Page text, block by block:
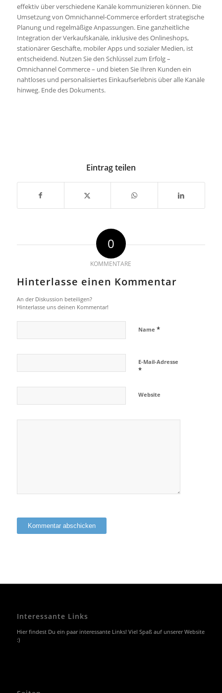
effektiv über verschiedene Kanäle kommunizieren können. Die
Umsetzung von Omnichannel-Commerce erfordert strategische
Planung und regelmäßige Anpassungen. Eine ganzheitliche
Integration der Verkaufskanäle, inklusive des Onlineshops,
stationärer Geschäfte, mobiler Apps und sozialer Medien, ist
entscheidend. Nutzen Sie den Schlüssel zum Erfolg –
Omnichannel Commerce – und bieten Sie Ihren Kunden ein
nahtloses und personalisiertes Einkaufserlebnis über alle Kanäle
hinweg. Ende des Dokuments.
Eintrag teilen
0
KOMMENTARE
Hinterlasse einen Kommentar
An der Diskussion beteiligen?
Hinterlasse uns deinen Kommentar!
Name *
E-Mail-Adresse
*
Website
Interessante Links
Hier findest Du ein paar interessante Links! Viel Spaß auf unserer Website
:)